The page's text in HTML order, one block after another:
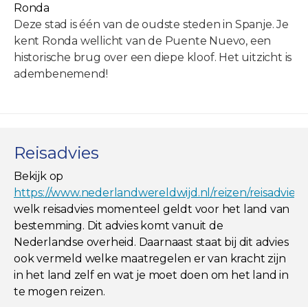
Ronda
Deze stad is één van de oudste steden in Spanje. Je
kent Ronda wellicht van de Puente Nuevo, een
historische brug over een diepe kloof. Het uitzicht is
adembenemend!
Reisadvies
Bekijk op
https://www.nederlandwereldwijd.nl/reizen/
welk reisadvies momenteel geldt voor het land van
bestemming. Dit advies komt vanuit de
Nederlandse overheid. Daarnaast staat bij dit advies
ook vermeld welke maatregelen er van kracht zijn
in het land zelf en wat je moet doen om het land in
te mogen reizen.